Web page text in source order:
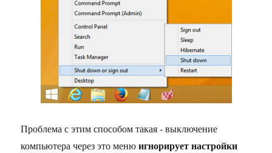
Проблема с этим способом такая - выключение
компьютера через это менюигнорирует настройки